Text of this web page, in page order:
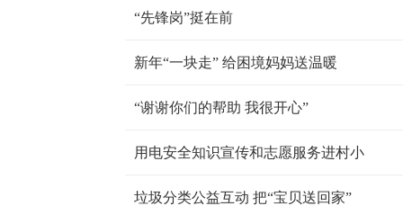
“先锋岗”挺在前
新年“一块走” 给困境妈妈送温暖
“谢谢你们的帮助 我很开心”
用电安全知识宣传和志愿服务进村小
垃圾分类公益互动 把“宝贝送回家”